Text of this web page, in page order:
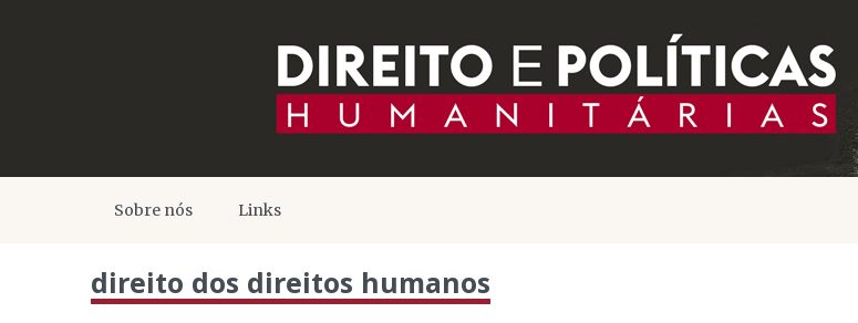
Sobre nós Links
direito dos direitos humanos